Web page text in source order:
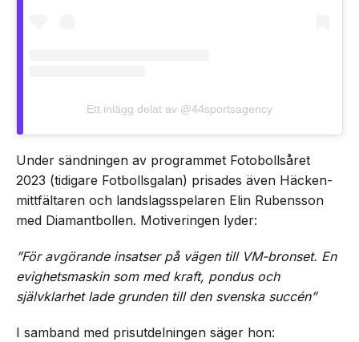
Ett inlägg delat av @44sportsagency
Under sändningen av programmet Fotobollsåret
2023 (tidigare Fotbollsgalan) prisades även Häcken-
mittfältaren och landslagsspelaren Elin Rubensson
med Diamantbollen. Motiveringen lyder:
”För avgörande insatser på vägen till VM-bronset. En
evighetsmaskin som med kraft, pondus och
självklarhet lade grunden till den svenska succén”
I samband med prisutdelningen säger hon: